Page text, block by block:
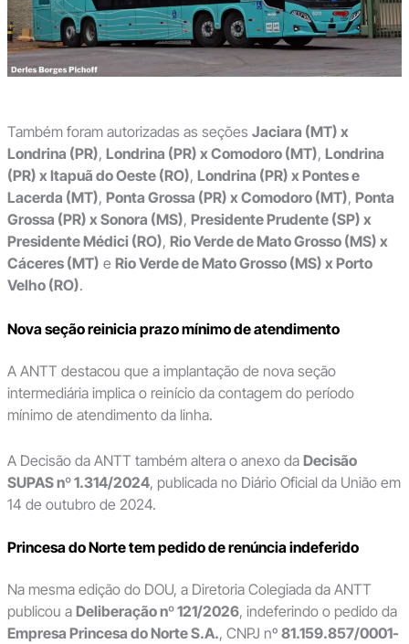
Também foram autorizadas as seções Jaciara (MT) x
Londrina (PR), Londrina (PR) x Comodoro (MT), Londrina
(PR) x Itapuã do Oeste (RO), Londrina (PR) x Pontes e
Lacerda (MT), Ponta Grossa (PR) x Comodoro (MT), Ponta
Grossa (PR) x Sonora (MS), Presidente Prudente (SP) x
Presidente Médici (RO), Rio Verde de Mato Grosso (MS) x
Cáceres (MT) e Rio Verde de Mato Grosso (MS) x Porto
Velho (RO).
Nova seção reinicia prazo mínimo de atendimento
A ANTT destacou que a implantação de nova seção
intermediária implica o reinício da contagem do período
mínimo de atendimento da linha.
A Decisão da ANTT também altera o anexo da Decisão
SUPAS nº 1.314/2024, publicada no Diário Oficial da União em
14 de outubro de 2024.
Princesa do Norte tem pedido de renúncia indeferido
Na mesma edição do DOU, a Diretoria Colegiada da ANTT
publicou a Deliberação nº 121/2026, indeferindo o pedido da
Empresa Princesa do Norte S.A., CNPJ nº 81.159.857/0001-